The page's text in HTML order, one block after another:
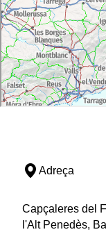
Adreça
Capçaleres del
l'Alt Penedès,